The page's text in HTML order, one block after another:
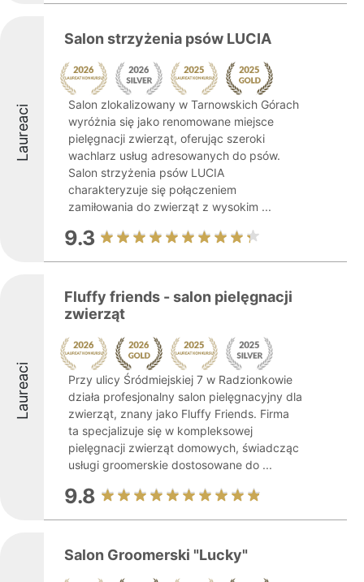
Laureaci
Salon strzyżenia psów LUCIA
Salon zlokalizowany w Tarnowskich Górach
wyróżnia się jako renomowane miejsce
pielęgnacji zwierząt, oferując szeroki
wachlarz usług adresowanych do psów.
Salon strzyżenia psów LUCIA
charakteryzuje się połączeniem
zamiłowania do zwierząt z wysokim ...
9.3
Laureaci
Fluffy friends - salon pielęgnacji
zwierząt
Przy ulicy Śródmiejskiej 7 w Radzionkowie
działa profesjonalny salon pielęgnacyjny dla
zwierząt, znany jako Fluffy Friends. Firma
ta specjalizuje się w kompleksowej
pielęgnacji zwierząt domowych, świadcząc
usługi groomerskie dostosowane do ...
9.8
Salon Groomerski "Lucky"